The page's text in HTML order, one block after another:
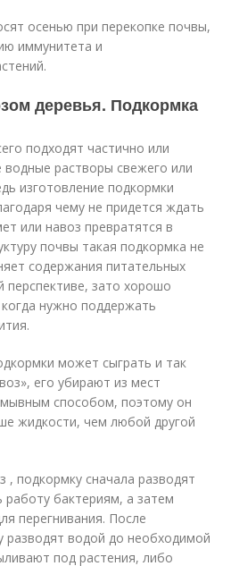
осенью при перекопке почвы,
иммунитета и
деревья. Подкормка
подходят частично или
растворы свежего или
изготовление подкормки
чему не придется ждать
или навоз превратятся в
почвы такая подкормка не
содержания питательных
перспективе, зато хорошо
нужно поддержать
может сыграть и так
его убирают из мест
способом, поэтому он
жидкости, чем любой другой
, подкормку сначала разводят
бактериям, а затем
перегнивания. После
разводят водой до необходимой
под растения, либо